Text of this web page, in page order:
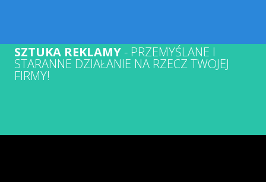
SZTUKA REKLAMY- PRZEMYŚLANE I
STARANNE DZIAŁANIE NA RZECZ TWOJEJ
FIRMY!